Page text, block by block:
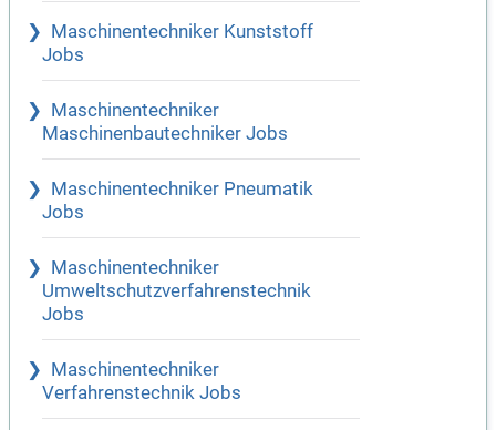
Maschinentechniker Kunststoff
Jobs
Maschinentechniker
Maschinenbautechniker Jobs
Maschinentechniker Pneumatik
Jobs
Maschinentechniker
Umweltschutzverfahrenstechnik
Jobs
Maschinentechniker
Verfahrenstechnik Jobs